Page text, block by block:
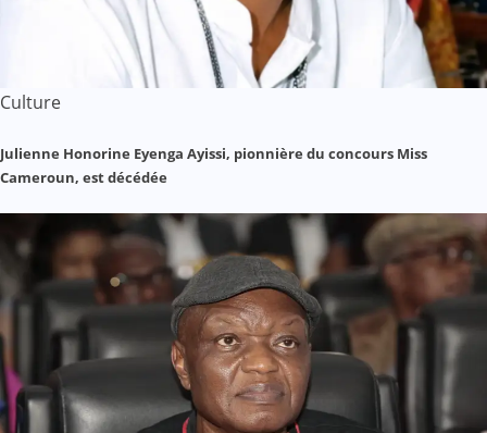
Culture
Julienne Honorine Eyenga Ayissi, pionnière du concours Miss
Cameroun, est décédée